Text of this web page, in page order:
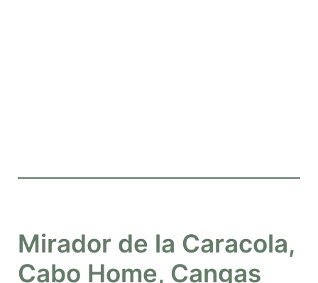
Mirador de la Caracola,
Cabo Home, Cangas